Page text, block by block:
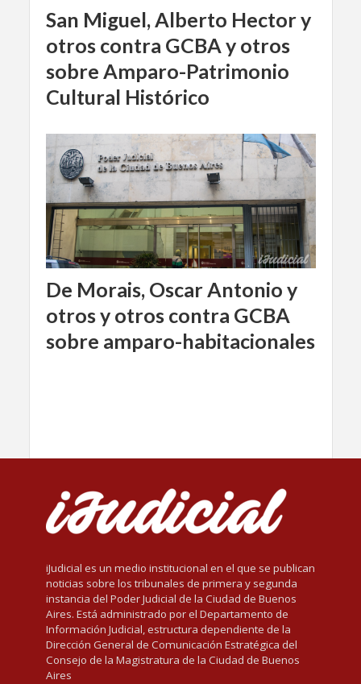
San Miguel, Alberto Hector y
otros contra GCBA y otros
sobre Amparo-Patrimonio
Cultural Histórico
De Morais, Oscar Antonio y
otros y otros contra GCBA
sobre amparo-habitacionales
iJudicial es un medio institucional en el que se publican
noticias sobre los tribunales de primera y segunda
instancia del Poder Judicial de la Ciudad de Buenos
Aires. Está administrado por el Departamento de
Información Judicial, estructura dependiente de la
Dirección General de Comunicación Estratégica del
Consejo de la Magistratura de la Ciudad de Buenos
Aires